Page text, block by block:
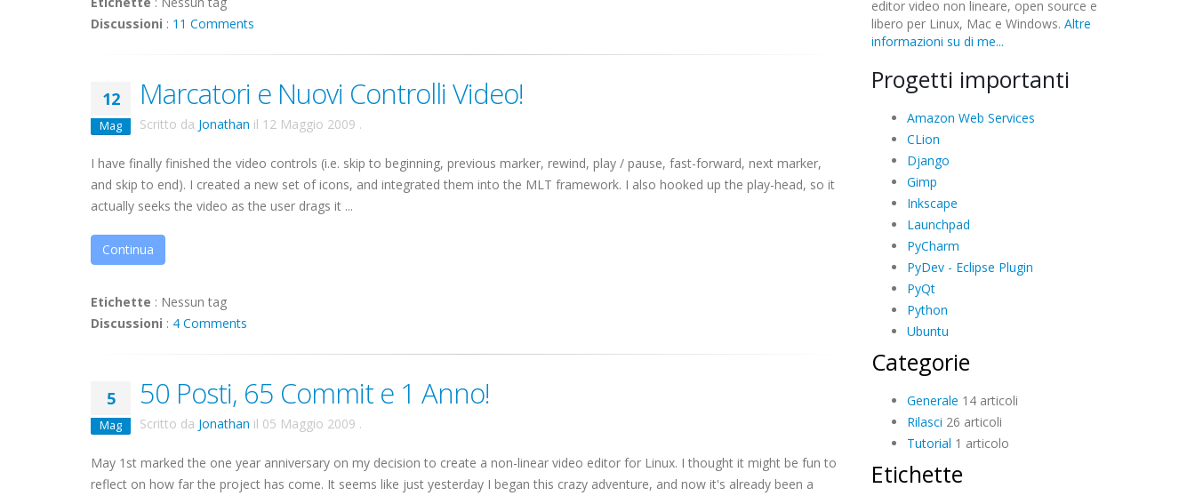
Discussioni : 11 Comments
12
Mag
Marcatori e Nuovi Controlli Video!
Scritto da Jonathan il 12 Maggio 2009 .
I have finally finished the video controls (i.e. skip to beginning, previous marker, rewind, play / pause, fast-forward, next marker,
and skip to end). I created a new set of icons, and integrated them into the MLT framework. I also hooked up the play-head, so it
actually seeks the video as the user drags it ...
Continua
Etichette : Nessun tag
Discussioni : 4 Comments
5
Mag
50 Posti, 65 Commit e 1 Anno!
Scritto da Jonathan il 05 Maggio 2009 .
May 1st marked the one year anniversary on my decision to create a non-linear video editor for Linux. I thought it might be fun to
reflect on how far the project has come. It seems like just yesterday I began this crazy adventure, and now it's already been a
editor video non lineare, open source e
libero per Linux, Mac e Windows. Altre
informazioni su di me...
Progetti importanti
Amazon Web Services
CLion
Django
Gimp
Inkscape
Launchpad
PyCharm
PyDev - Eclipse Plugin
PyQt
Python
Ubuntu
Categorie
Generale 14 articoli
Rilasci 26 articoli
Tutorial 1 articolo
Etichette